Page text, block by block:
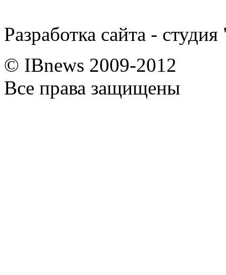
Разработка сайта -
© IBnews 2009-2012
Все права защищены